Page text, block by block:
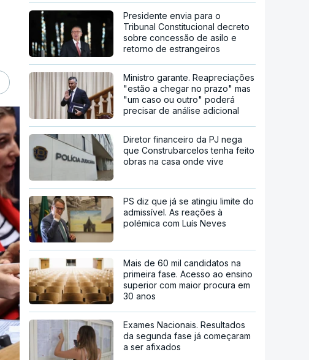
Presidente envia para o
Tribunal Constitucional decreto
sobre concessão de asilo e
retorno de estrangeiros
Ministro garante. Reapreciações
"estão a chegar no prazo" mas
"um caso ou outro" poderá
precisar de análise adicional
Diretor financeiro da PJ nega
que Construbarcelos tenha feito
obras na casa onde vive
PS diz que já se atingiu limite do
admissível. As reações à
polémica com Luís Neves
Mais de 60 mil candidatos na
primeira fase. Acesso ao ensino
superior com maior procura em
30 anos
Exames Nacionais. Resultados
da segunda fase já começaram
a ser afixados